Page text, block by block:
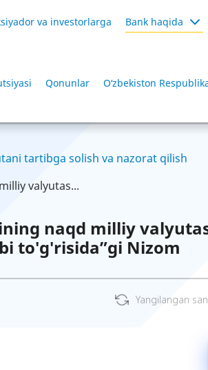
va investorlarga Bank haqida
Qonunlar O‘zbekiston
tartibga solish va nazorat qilish
valyutas...
naqd milliy
to'g'risida”gi Nizom
Yangilangan